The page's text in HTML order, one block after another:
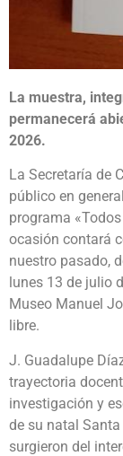
La muestra,
permanecerá
2026.
La Secretaría de
público en
programa
ocasión contará
nuestro pasado,
lunes 13 de julio
Museo Manuel
libre.
J. Guadalupe
trayectoria
investigación y
de su natal
surgieron del